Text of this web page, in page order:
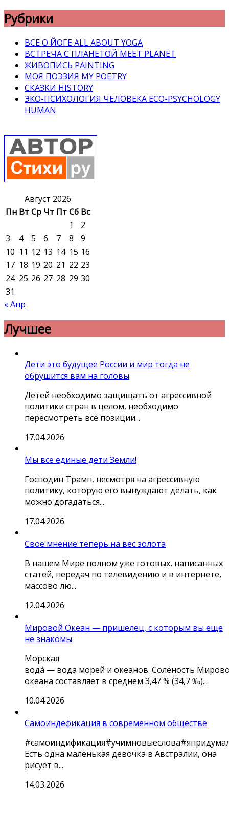
Рубрики
ВСЕ О ЙОГЕ ALL ABOUT YOGA
ВСТРЕЧА С ПЛАНЕТОЙ MEET PLANET
ЖИВОПИСЬ PAINTING
МОЯ ПОЭЗИЯ MY POETRY
СКАЗКИ HISTORY
ЭКО-ПСИХОЛОГИЯ ЧЕЛОВЕКА ECO-PSYCHOLOGY
HUMAN
Август 2026
Пн ВтСр Чт ПтСб Вс
1
2
3
4 5 6 7 8
9
10 11 12 13 14 15 16
17 18 19 20 21 22 23
24 25 26 27 28 29 30
31
« Апр
Лучшее
Дети это будущее России и мир тогда не
обрушится вам на головы
Детей необходимо защищать от агрессивной
политики стран в целом, необходимо
пересмотреть все позиции...
17.04.2026
Мы все единые дети Земли!
Господин Трамп, несмотря на агрессивную
политику, которую его вынуждают делать, как
можно догадаться...
17.04.2026
Свое мнение теперь на вес золота
В нашем Мире полном уже готовых, написанных
статей, передач по телевидению и в интернете,
массово лю...
12.04.2026
Мировой Океан — пришелец, с которым вы еще
не знакомы
Морская
вода́ — вода морей и океанов. Солёность
океана составляет в среднем 3,47 % (34,7 ‰)...
10.04.2026
Самоиндефикация в современном обществе
Есть одна маленькая девочка в Австралии, она
рисует в...
14.03.2026